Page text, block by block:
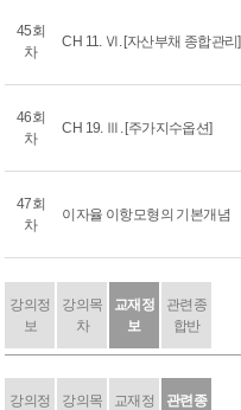
45회
차
CH 11. Ⅵ. [자산부채 종합관리]
46회
차
CH 19. Ⅲ. [주가지수옵션]
47회
차
이자율 이항모형의 기본개념
강의정
보
강의목
차
교재정
보
관련종
합반
강의정
강의목
교재정
관련종